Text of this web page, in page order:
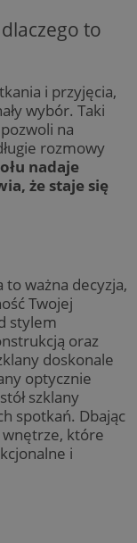
to
i przyjęcia,
wybór. Taki
na
rozmowy
nadaje
że staje się
to ważna decyzja,
Twojej
stylem
oraz
doskonale
optycznie
szklany
spotkań. Dbając
wnętrze, które
i